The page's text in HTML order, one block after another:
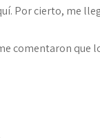
Por cierto, me
comentaron que